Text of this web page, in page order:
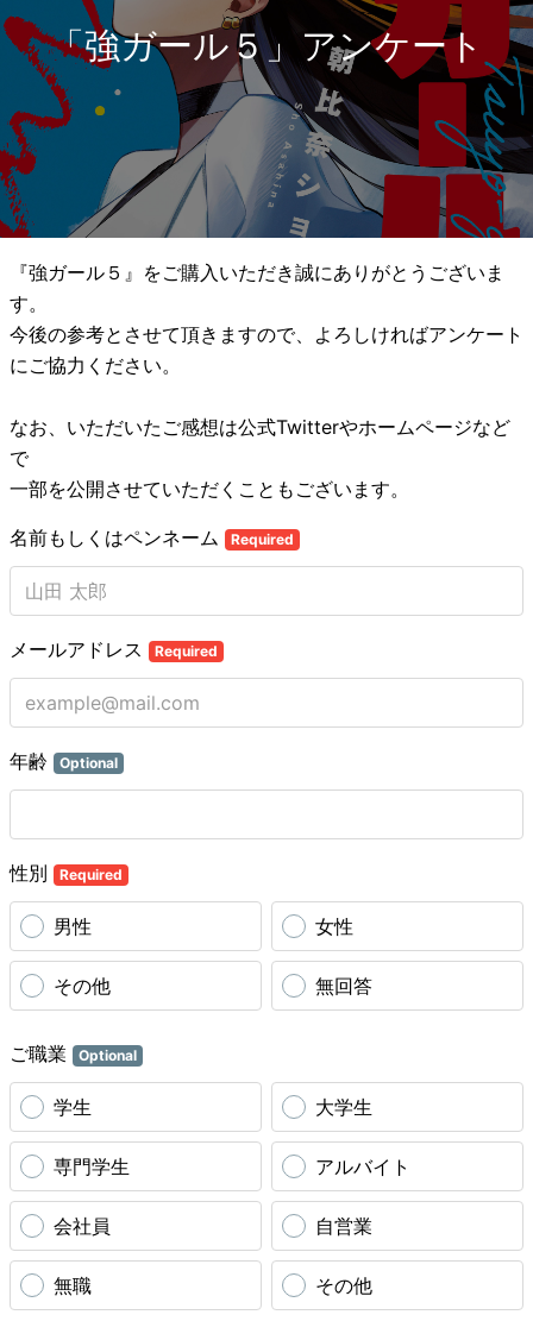
「強ガール５」アンケート
『強ガール５』をご購入いただき誠にありがとうございま
す。
今後の参考とさせて頂きますので、よろしければアンケート
にご協力ください。
なお、いただいたご感想は公式Twitterやホームページなど
で
一部を公開させていただくこともございます。
名前もしくはペンネーム Required
メールアドレス Required
年齢 Optional
性別 Required
男性 女性
その他 無回答
ご職業 Optional
学生 大学生
専門学生 アルバイト
会社員 自営業
無職 その他